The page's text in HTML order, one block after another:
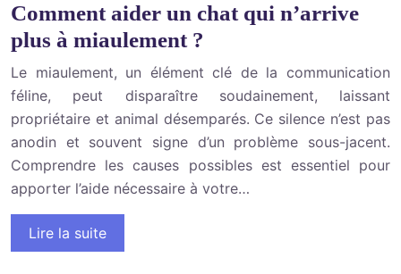
Comment aider un chat qui n’arrive
plus à miaulement ?
Le miaulement, un élément clé de la communication
féline, peut disparaître soudainement, laissant
propriétaire et animal désemparés. Ce silence n’est pas
anodin et souvent signe d’un problème sous-jacent.
Comprendre les causes possibles est essentiel pour
apporter l’aide nécessaire à votre…
Lire la suite